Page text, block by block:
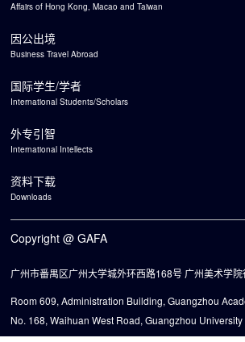
Affairs of Hong Kong, Macao and Taiwan
因公出境
Business Travel Abroad
国际学生/学者
International Students/Scholars
外专引智
International Intellects
资料下载
Downloads
Copyright @ GAFA
广州市番禺区广州大学城外环西路168号 广州美术学
Room 609, Administration Building, Guangzhou
No. 168, Waihuan West Road, Guangzhou